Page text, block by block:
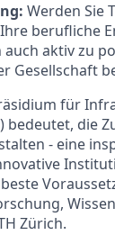
Werden Sie
berufliche
aktiv zu
Gesellschaft
für
bedeutet, die
- eine
Zürich.